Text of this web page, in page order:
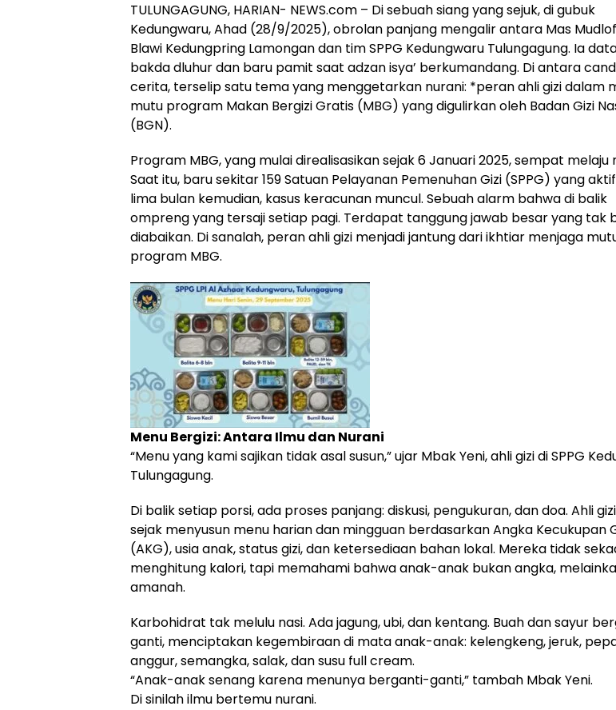
TULUNGAGUNG, HARIAN- NEWS.com – Di sebuah siang yang sejuk, di gubuk
Kedungwaru, Ahad (28/9/2025), obrolan panjang mengalir antara Mas
Blawi Kedungpring Lamongan dan tim SPPG Kedungwaru Tulungagung. Ia
bakda dluhur dan baru pamit saat adzan isya’ berkumandang. Di antara
cerita, terselip satu tema yang menggetarkan nurani: *peran ahli gizi dalam
mutu program Makan Bergizi Gratis (MBG) yang digulirkan oleh Badan Gizi
(BGN).
Program MBG, yang mulai direalisasikan sejak 6 Januari 2025, sempat melaju
Saat itu, baru sekitar 159 Satuan Pelayanan Pemenuhan Gizi (SPPG) yang
lima bulan kemudian, kasus keracunan muncul. Sebuah alarm bahwa di balik
ompreng yang tersaji setiap pagi. Terdapat tanggung jawab besar yang tak
diabaikan. Di sanalah, peran ahli gizi menjadi jantung dari ikhtiar menjaga
program MBG.
Menu Bergizi: Antara Ilmu dan Nurani
“Menu yang kami sajikan tidak asal susun,” ujar Mbak Yeni, ahli gizi di SPPG
Tulungagung.
Di balik setiap porsi, ada proses panjang: diskusi, pengukuran, dan doa. Ahli
sejak menyusun menu harian dan mingguan berdasarkan Angka Kecukupan
(AKG), usia anak, status gizi, dan ketersediaan bahan lokal. Mereka tidak
menghitung kalori, tapi memahami bahwa anak-anak bukan angka,
amanah.
Karbohidrat tak melulu nasi. Ada jagung, ubi, dan kentang. Buah dan sayur
ganti, menciptakan kegembiraan di mata anak-anak: kelengkeng, jeruk,
anggur, semangka, salak, dan susu full cream.
“Anak-anak senang karena menunya berganti-ganti,” tambah Mbak Yeni.
Di sinilah ilmu bertemu nurani.